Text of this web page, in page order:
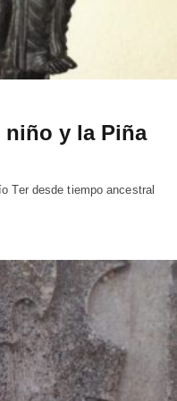
niño y la Piña
Ter desde tiempo ancestral